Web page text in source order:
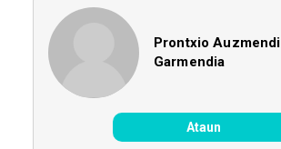
Prontxio Auzmendi
Garmendia
Ataun